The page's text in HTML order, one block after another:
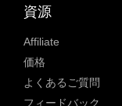
資源
Affiliate
価格
よくあるご質問
フィードバック